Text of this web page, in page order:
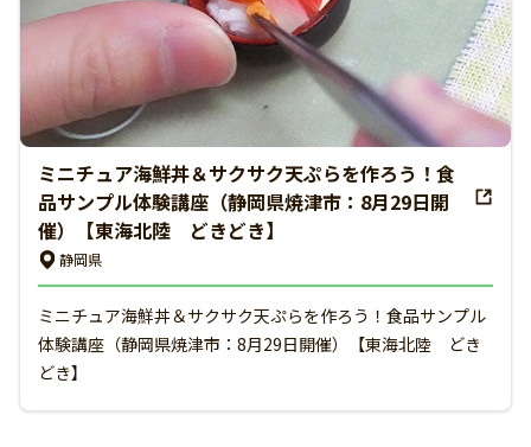
ミニチュア海鮮丼＆サクサク天ぷらを作ろう！食
品サンプル体験講座（静岡県焼津市：8月29日開
催）【東海北陸 どきどき】
静岡県
ミニチュア海鮮丼＆サクサク天ぷらを作ろう！食品サンプル
体験講座（静岡県焼津市：8月29日開催）【東海北陸 どき
どき】